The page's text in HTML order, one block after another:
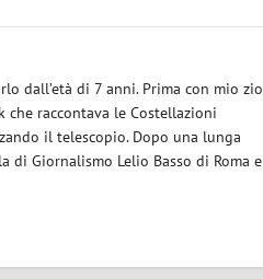
dall’età di 7 anni. Prima con mio zio
che raccontava le Costellazioni
il telescopio. Dopo una lunga
di Giornalismo Lelio Basso di Roma e